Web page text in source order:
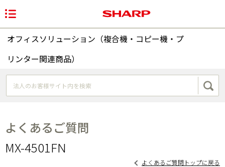
オフィスソリューション（複合機・コピー機・プ
リンター関連商品）
よくあるご質問
MX-4501FN
よくあるご質問トップに戻る